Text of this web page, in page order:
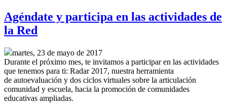
Agéndate y participa en las actividades de
la Red
martes, 23 de mayo de 2017
Durante el próximo mes, te invitamos a participar en las actividades
que tenemos para ti: Radar 2017, nuestra herramienta
de autoevaluación y dos ciclos virtuales sobre la articulación
comunidad y escuela, hacia la promoción de comunidades
educativas ampliadas.